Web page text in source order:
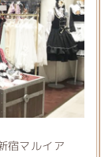
宿マルイア